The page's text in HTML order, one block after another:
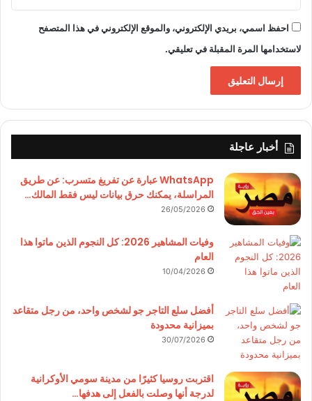
احفظ اسمي، بريدي الإلكتروني، والموقع الإلكتروني في هذا المتصفح
لاستخدامها المرة المقبلة في تعليقي.
أخبار عاجلة
WhatsApp عبارة عن تفريغ متسرب: عن طريق
المراسلة، يمكنك حرق بيانات ليس فقط المالك…
26/05/2026
وفيات المشاهير 2026: كل النجوم الذين ماتوا هذا
العام
10/04/2026
أفضل سلع التاجر جو لشخص واحد، من رجل متقاعد
بميزانية محدودة
30/07/2026
اقتربت روسيا كثيرًا من مدينة سومي الأوكرانية
لدرجة أنها وصلت بالفعل إلى هدفها…